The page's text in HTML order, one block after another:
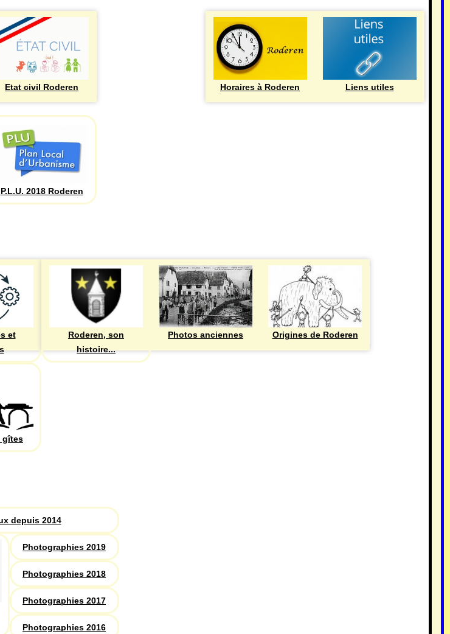
Etat civil Roderen
P.L.U. 2018 Roderen
Horaires à Roderen Liens utiles
et
gîtes
Roderen, son
histoire...
Photos anciennes Origines de Roderen
depuis 2014
Photographies 2019
Photographies 2018
Photographies 2017
Photographies 2016